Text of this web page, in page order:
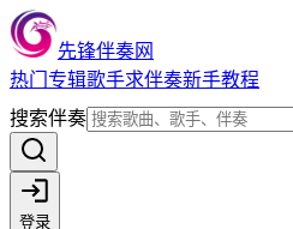
先锋伴奏网
热门 专辑歌手求伴奏新手教程
搜索伴奏
登录